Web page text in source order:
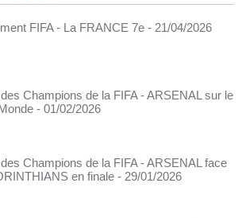
FIFA - La FRANCE 7e - 21/04/2026
Champions de la FIFA - ARSENAL sur le
- 01/02/2026
Champions de la FIFA - ARSENAL face
en finale - 29/01/2026